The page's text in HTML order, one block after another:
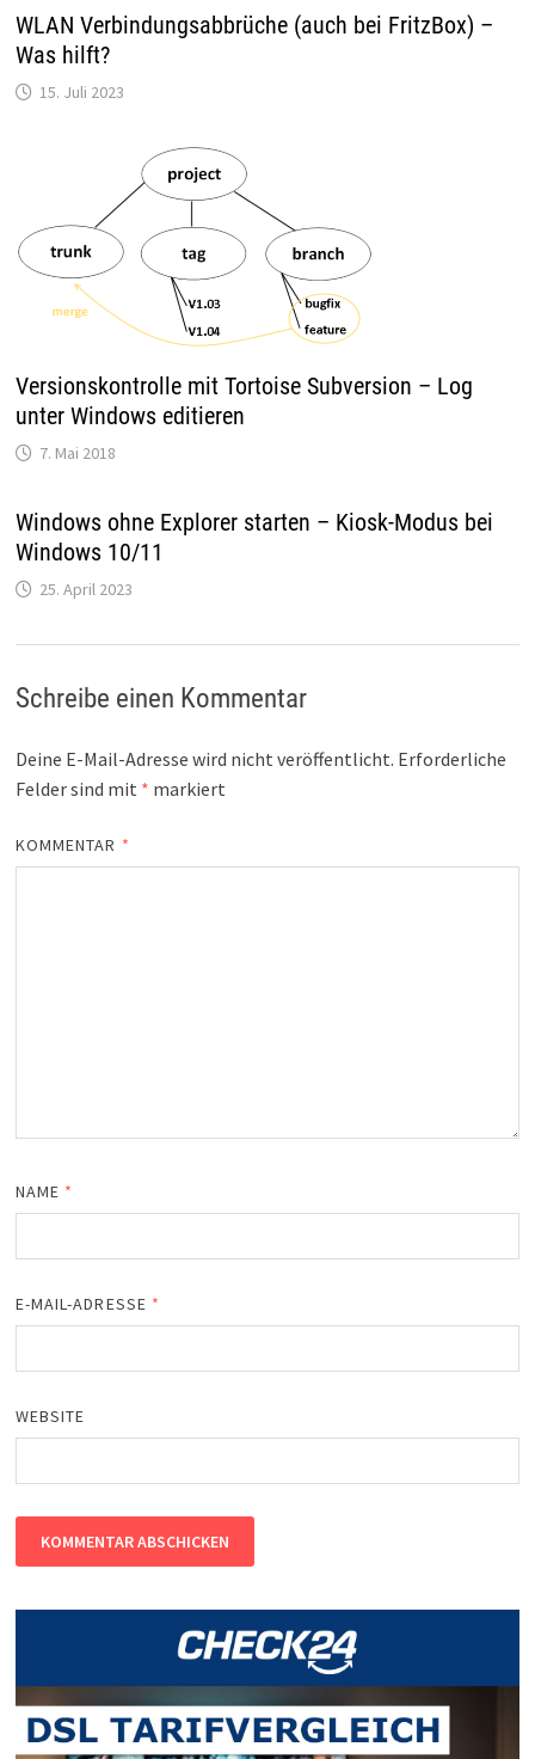
WLAN Verbindungsabbrüche (auch bei FritzBox) –
Was hilft?
15. Juli 2023
Versionskontrolle mit Tortoise Subversion – Log
unter Windows editieren
7. Mai 2018
Windows ohne Explorer starten – Kiosk-Modus bei
Windows 10/11
25. April 2023
Schreibe einen Kommentar
Deine E-Mail-Adresse wird nicht veröffentlicht. Erforderliche
Felder sind mit * markiert
KOMMENTAR *
NAME *
E-MAIL-ADRESSE *
WEBSITE